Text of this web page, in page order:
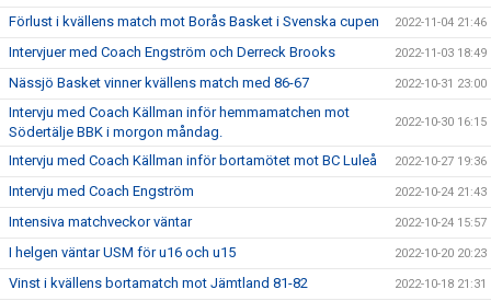
Förlust i kvällens match mot Borås Basket i Svenska cupen 2022-11-04 21:46
Intervjuer med Coach Engström och Derreck Brooks 2022-11-03 18:49
Nässjö Basket vinner kvällens match med 86-67 2022-10-31 23:00
Intervju med Coach Källman inför hemmamatchen mot
Södertälje BBK i morgon måndag.
2022-10-30 16:15
Intervju med Coach Källman inför bortamötet mot BC Luleå 2022-10-27 19:36
Intervju med Coach Engström 2022-10-24 21:43
Intensiva matchveckor väntar 2022-10-24 15:57
I helgen väntar USM för u16 och u15 2022-10-20 20:23
Vinst i kvällens bortamatch mot Jämtland 81-82 2022-10-18 21:31